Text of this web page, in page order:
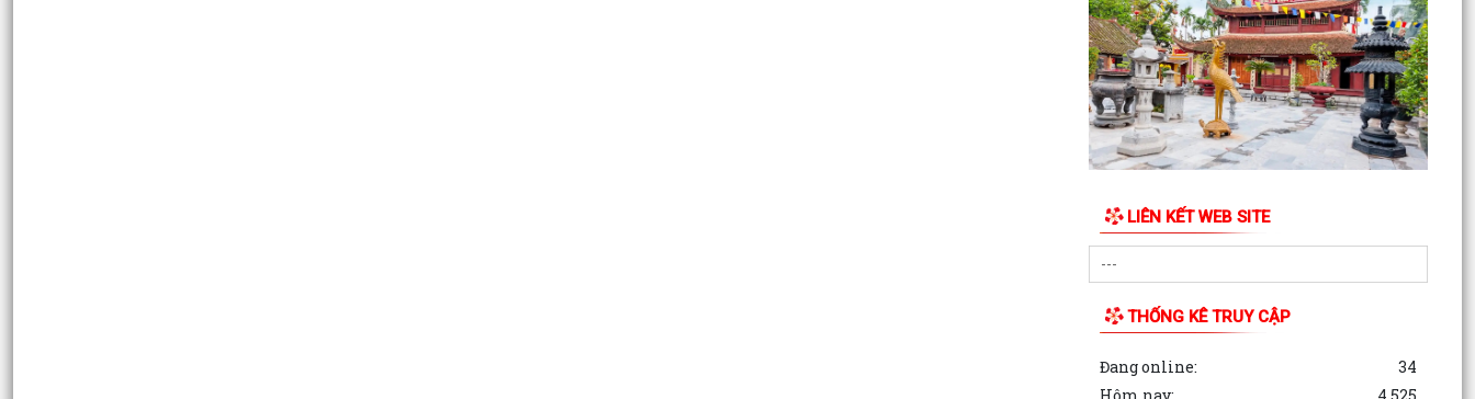
RỘNG)
BAN THƯỜNG VỤ ĐẢNG ỦY PHƯỜNG CHU VĂN
AN TỔ CHỨC HỘI NGHỊ LẦN THỨ 29
QUYẾT ĐỊNH Về việc công khai dự toán thu - chi
ngân sách phường Chu Văn An 6 tháng đầu
năm 2026
CẢI CÁCH HÀNH CHÍNH GẮN VỚI XÂY DỰNG
CHÍNH QUYỀN SỐ – NỀN TẢNG PHÁT TRIỂN BỀN
VỮNG CỦA PHƯỜNG CHU...
CẢI CÁCH HÀNH CHÍNH – ĐỘNG LỰC XÂY DỰNG
CHÍNH QUYỀN PHỤC VỤ TẠI PHƯỜNG CHU VĂN
LIÊN KẾT WEB SITE
THỐNG KÊ TRUY CẬP
Đang online:
34